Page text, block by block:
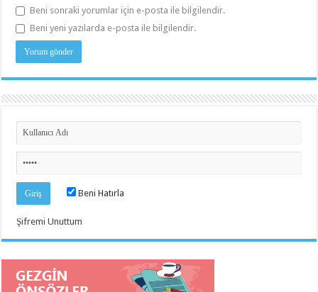
Beni sonraki yorumlar için e-posta ile bilgilendir.
Beni yeni yazılarda e-posta ile bilgilendir.
Beni Hatırla
Şifremi Unuttum